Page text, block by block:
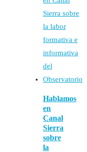
Hablamos
en
Canal
Sierra
sobre
la